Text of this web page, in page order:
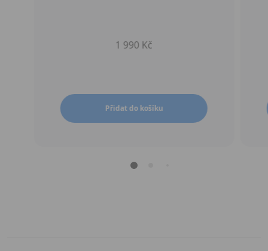
1 990 Kč
Přidat do košíku